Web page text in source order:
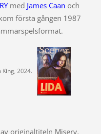
med James Caan och
första gången 1987
av originaltiteln Misery.